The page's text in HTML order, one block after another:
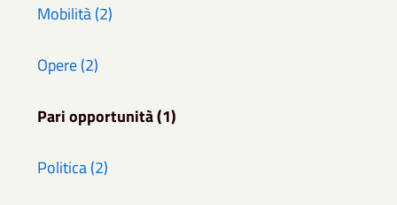
Mobilità (2)
Opere (2)
Pari opportunità (1)
Politica (2)